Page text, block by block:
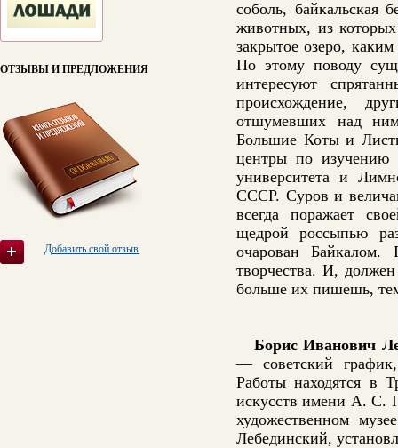
ОТЗЫВЫ И ПРЕДЛОЖЕНИЯ
Добавить свой отзыв
соболь, байкальская
животных, из
закрытое озеро,
По этому поводу
интересуют
происхождение,
отшумевших над ним
Большие Коты и
центры по изучению
университета и
СССР. Суров и
всегда поражает
щедрой россыпью
очарован Байкалом.
творчества. И,
больше их пишешь,
Борис Иванович
— советский
Работы находятся в
искусств имени А. С.
художественном
Лебединский,